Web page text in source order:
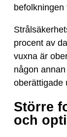
procent av
vuxna är
någon
oberättigade
Större
och